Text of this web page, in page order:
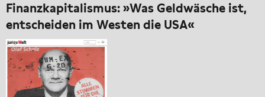
Finanzkapitalismus: »Was Geldwäsche ist,
entscheiden im Westen die USA«